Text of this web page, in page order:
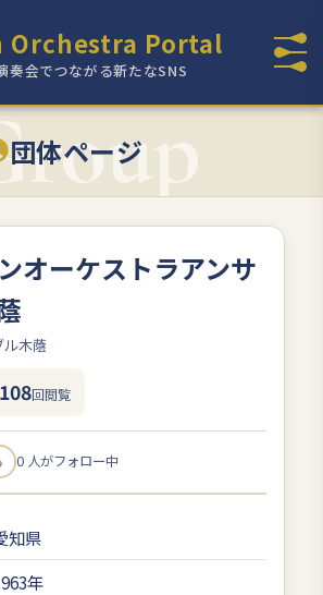
Orchestra Portal
奏会でつながる新たなSNS
団体ページ
オーケストラアンサ
ル木蔭
回閲覧
0 人がフォロー中
知県
年